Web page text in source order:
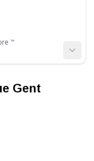
™️
Gent